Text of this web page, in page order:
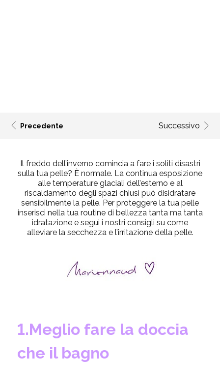
Precedente Successivo
Il freddo dell’inverno comincia a fare i soliti disastri
sulla tua pelle? È normale. La continua esposizione
alle temperature glaciali dell’esterno e al
riscaldamento degli spazi chiusi può disidratare
sensibilmente la pelle. Per proteggere la tua pelle
inserisci nella tua routine di bellezza tanta ma tanta
idratazione e segui i nostri consigli su come
alleviare la secchezza e l’irritazione della pelle.
1.Meglio fare la doccia
che il bagno